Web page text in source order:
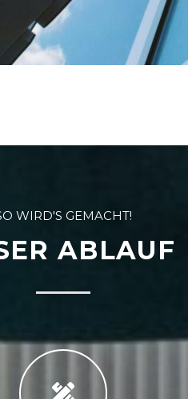
WIRD'S GEMACHT!
ABLAUF